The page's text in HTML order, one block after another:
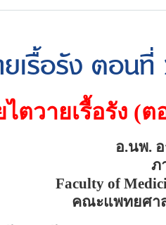
เรื้อรัง ตอนที่
ตวายเรื้อรัง (ต
อ.นพ.
ภ
Faculty of
คณะแพทยศา